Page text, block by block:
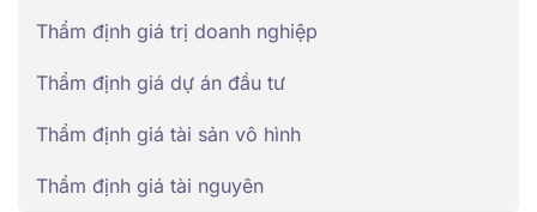
Thẩm định giá trị doanh nghiệp
Thẩm định giá dự án đầu tư
Thẩm định giá tài sản vô hình
Thẩm định giá tài nguyên